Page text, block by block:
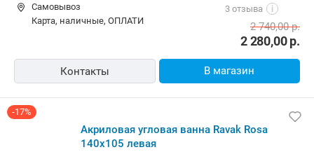
3 отзыва
i
Самовывоз
карта, наличные, ОПЛАТИ
2 280,00р.
2 740,00р.
Контакты В магазин
-17%
Акриловая угловая ванна Ravak Rosa
140x105 левая